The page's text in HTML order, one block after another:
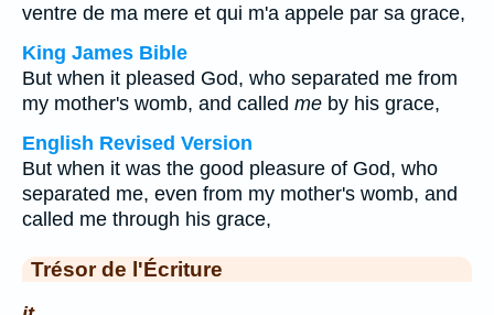
ventre de ma mere et qui m'a appele par sa grace,
King James Bible
But when it pleased God, who separated me from
my mother's womb, and called me by his grace,
English Revised Version
But when it was the good pleasure of God, who
separated me, even from my mother's womb, and
called me through his grace,
Trésor de l'Écriture